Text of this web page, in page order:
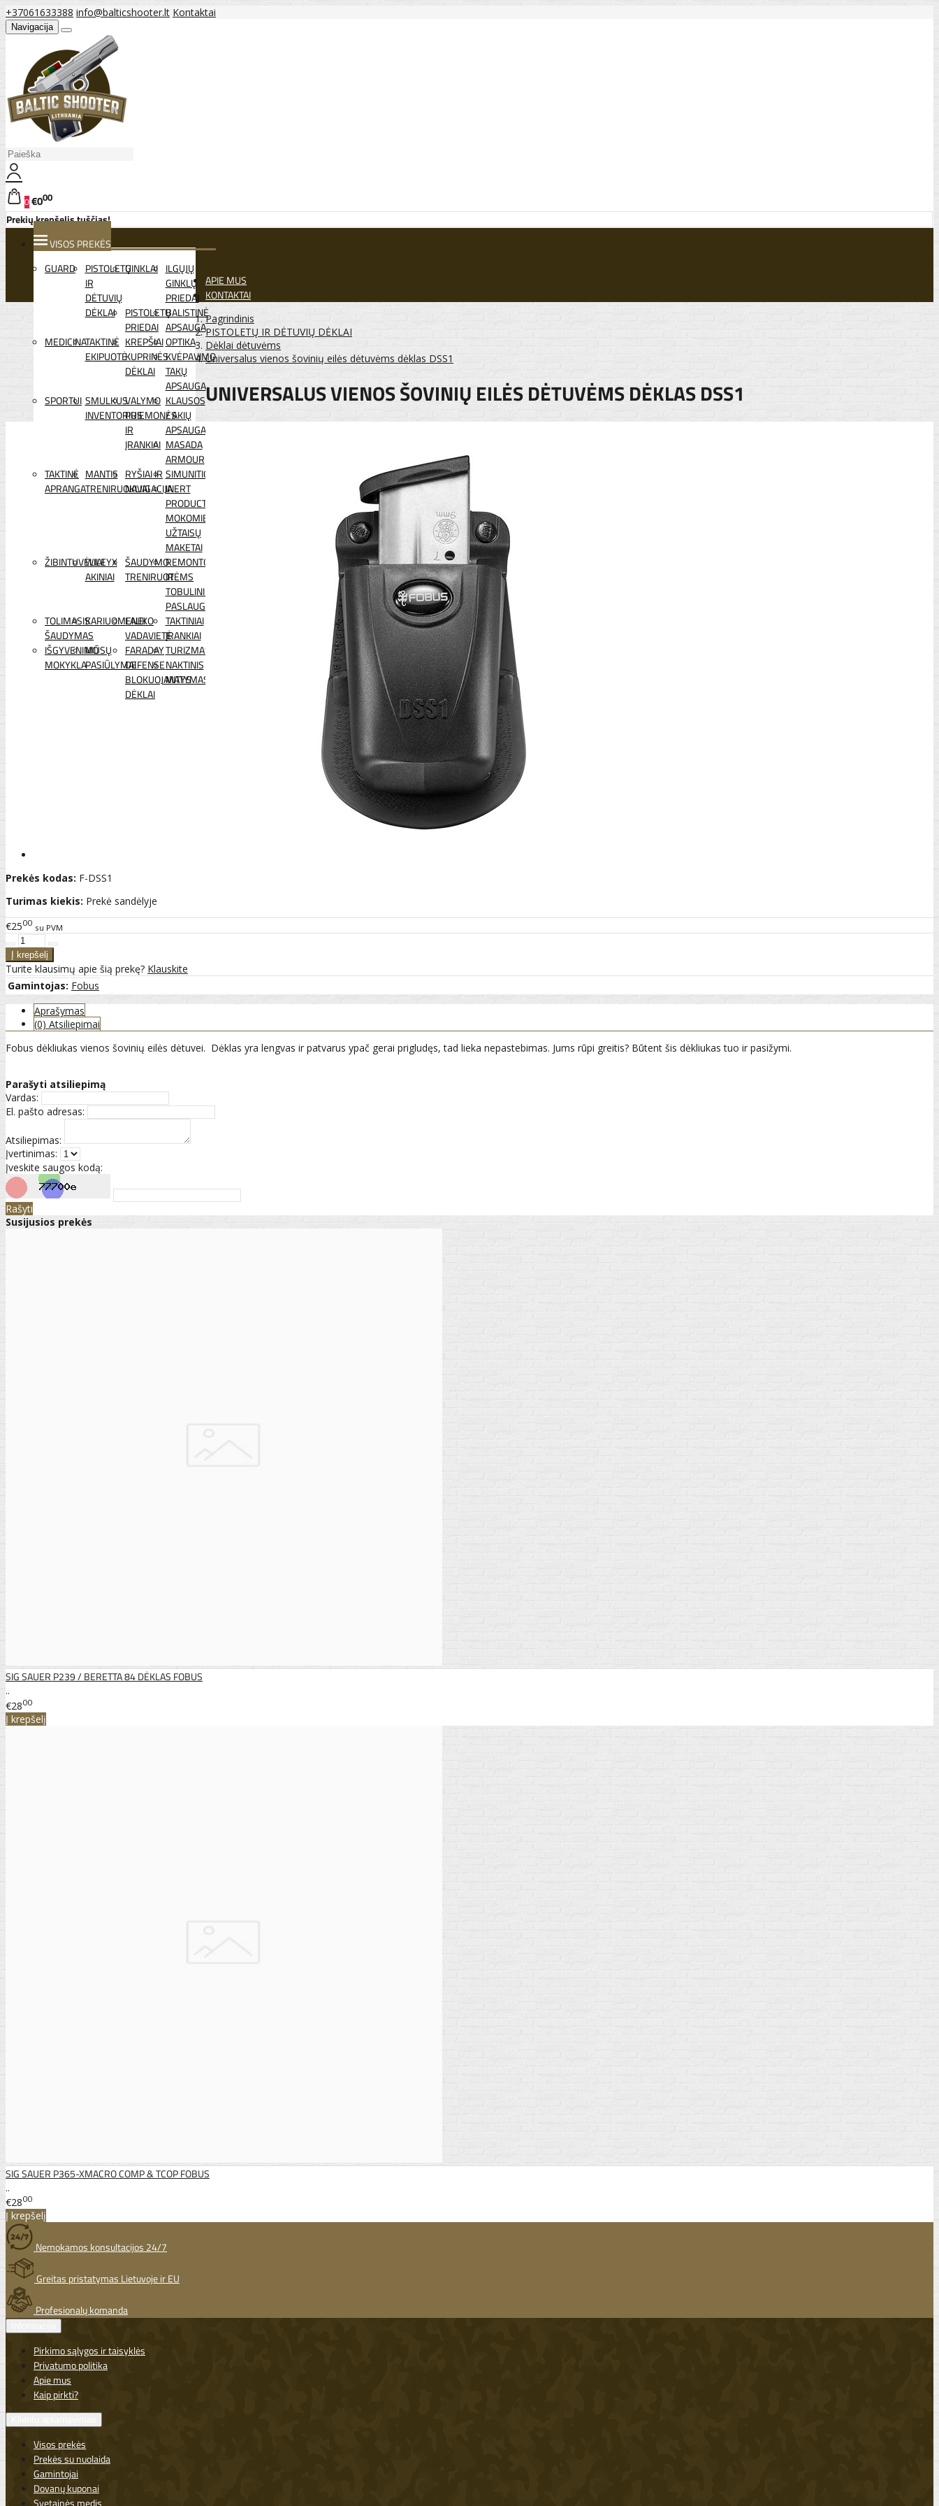
+37061633388 info@balticshooter.lt Kontaktai
Navigacija
0€000
Prekių krepšelis tuščias!
VISOS PREKĖS
GUARD
PISTOLETŲ
IR
DĖTUVIŲ
DĖKLAI
GINKLAI ILGŲJŲ
GINKLŲ
PRIEDAI
PISTOLETŲ
PRIEDAI
BALISTINĖ
APSAUGA
MEDICINATAKTINĖ
EKIPUOTĖ
KREPŠIAI
KUPRINĖS
DĖKLAI
OPTIKA
KVĖPAVIMO
TAKŲ
APSAUGA
SPORTUI SMULKUS
INVENTORIUS
VALYMO
PRIEMONĖS
IR
ĮRANKIAI
KLAUSOS
/ AKIŲ
APSAUGA
MASADA
ARMOUR
TAKTINĖ
APRANGA
MANTIS
TRENIRUOKLIAI
RYŠIAI IR
NAVIGACIJA
SIMUNITION
INERT
PRODUCTS
MOKOMIEJI
UŽTAISŲ
MAKETAI
ŽIBINTUVĖLIAI
WILEYX
AKINIAI
ŠAUDYMO
TRENIRUOTĖMS
REMONTO
IR
TOBULINIMO
PASLAUGOS
TOLIMASIS
ŠAUDYMAS
KARIUOMENEI
LAUKO
VADAVIETĖ
TAKTINIAI
ĮRANKIAI
IŠGYVENIMO
MOKYKLA
MŪSŲ
PASIŪLYMAI
FARADAY
DEFENSE
BLOKUOJANTYS
DĖKLAI
TURIZMAS
NAKTINIS
MATYMAS
APIE MUS
KONTAKTAI
Pagrindinis
PISTOLETŲ IR DĖTUVIŲ DĖKLAI
Dėklai dėtuvėms
Universalus vienos šovinių eilės dėtuvėms dėklas DSS1
UNIVERSALUS VIENOS ŠOVINIŲ EILĖS DĖTUVĖMS DĖKLAS DSS1
Prekės kodas: F-DSS1
Turimas kiekis: Prekė sandėlyje
€2500 su PVM
Turite klausimų apie šią prekę? Klauskite
Gamintojas: Fobus
Aprašymas
(0) Atsiliepimai
Fobus dėkliukas vienos šovinių eilės dėtuvei. Dėklas yra lengvas ir patvarus ypač gerai prigludęs, tad lieka nepastebimas. Jums rūpi greitis? Būtent šis dėkliukas tuo ir pasižymi.
Parašyti atsiliepimą
Vardas:
El. pašto adresas:
Atsiliepimas:
Įvertinimas:
Įveskite saugos kodą:
Rašyti
Susijusios prekės
SIG SAUER P239 / BERETTA 84 DĖKLAS FOBUS
..
€2800
Į krepšelį
SIG SAUER P365-XMACRO COMP & TCOP FOBUS
..
€2800
Į krepšelį
Nemokamos konsultacijos 24/7
Greitas pristatymas Lietuvoje ir EU
Profesionalų komanda
Pirkimo sąlygos ir taisyklės
Privatumo politika
Apie mus
Kaip pirkti?
Visos prekės
Prekės su nuolaida
Gamintojai
Dovanų kuponai